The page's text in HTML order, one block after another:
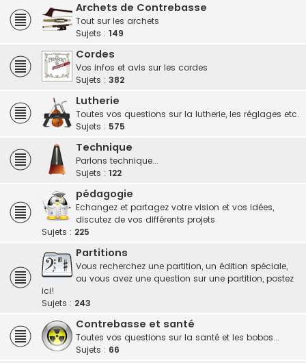
Archets de Contrebasse
Tout sur les archets
Sujets : 149
Cordes
Vos infos et avis sur les cordes
Sujets : 382
Lutherie
Toutes vos questions sur la lutherie, les réglages etc.
Sujets : 575
Technique
Parlons technique...
Sujets : 122
pédagogie
Echangez et partagez votre vision et vos idées,
discutez de vos différents projets
Sujets : 225
Partitions
Vous recherchez une partition, un édition spéciale,
ou vous avez une question sur une partition, postez
ici!
Sujets : 243
Contrebasse et santé
Toutes vos questions sur la santé et les bobos...
Sujets : 66